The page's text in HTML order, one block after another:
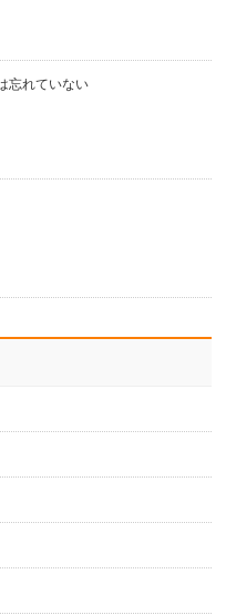
忘れていない